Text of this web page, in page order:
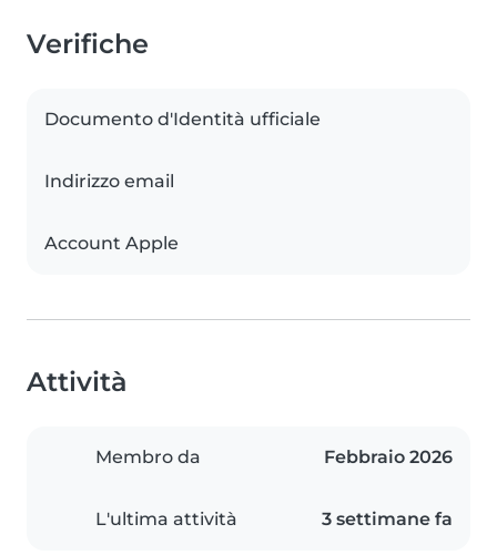
Verifiche
Documento d'Identità ufficiale
Indirizzo email
Account Apple
Attività
Membro da Febbraio 2026
L'ultima attività 3 settimane fa